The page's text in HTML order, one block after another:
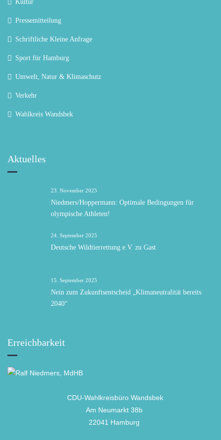
Kultur
Pressemitteilung
Schriftliche Kleine Anfrage
Sport für Hamburg
Umwelt, Natur & Klimaschutz
Verkehr
Wahlkreis Wandsbek
Aktuelles
23. November 2025
Niedmers/Hoppermann: Optimale Bedingungen für
olympische Athleten!
24. September 2025
Deutsche Wildtierrettung e.V. zu Gast
15. September 2025
Nein zum Zukunftsentscheid „Klimaneutralität bereits
2040“
Erreichbarkeit
CDU-Wahlkreisbüro Wandsbek
Am Neumarkt 38b
22041 Hamburg